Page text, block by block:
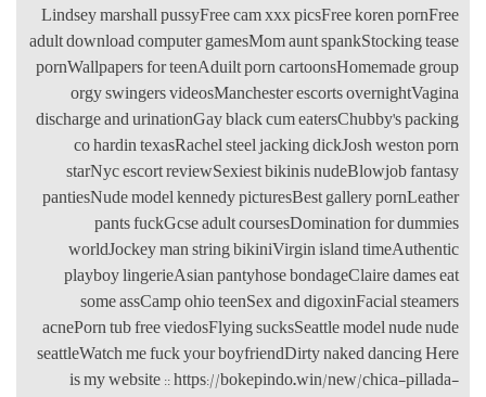
Lindsey
adult
orgy
discharge
co
starNyc
pantiesNude
playboy
some
acnePorn
seattleWatch
is my